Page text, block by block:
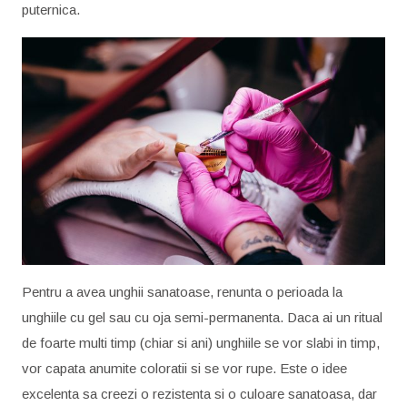
puternica.
Pentru a avea unghii sanatoase, renunta o perioada la
unghiile cu gel sau cu oja semi-permanenta. Daca ai un ritual
de foarte multi timp (chiar si ani) unghiile se vor slabi in timp,
vor capata anumite coloratii si se vor rupe. Este o idee
excelenta sa creezi o rezistenta si o culoare sanatoasa, dar